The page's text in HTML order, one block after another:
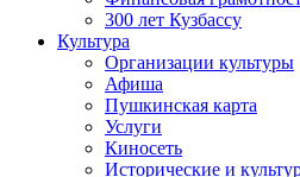
300 лет Кузбассу
Культура
Организации культуры
Афиша
Пушкинская карта
Услуги
Киносеть
Исторические и